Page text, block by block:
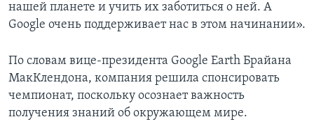
нашей планете и учить их заботиться о ней. А
Google очень поддерживает нас в этом начинании».
По словам вице-президента Google Earth Брайана
МакКлендона, компания решила спонсировать
чемпионат, поскольку осознает важность
получения знаний об окружающем мире.